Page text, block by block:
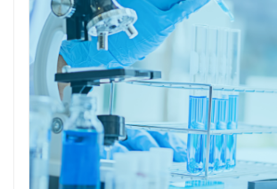
Avantages
Ces métiers peuvent vous
Toutes nos fiches